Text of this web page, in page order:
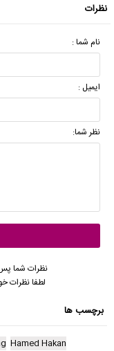
نظرات
نام شما :
ایمیل :
نظر شما:
نظرات شما
لطفا نظرات
برچسب ها
Hamed Hakan